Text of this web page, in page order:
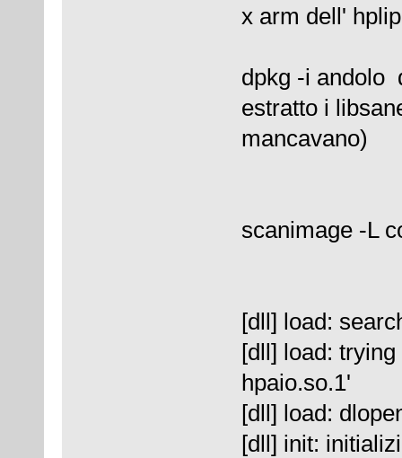
x arm dell'
dpkg -i andolo
estratto i
mancavano)
scanimage -L
[dll] load:
[dll] load:
hpaio.so.1'
[dll] load:
[dll] init: